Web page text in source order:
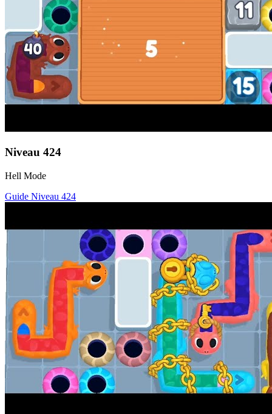
Niveau 424
Hell Mode
Guide Niveau 424